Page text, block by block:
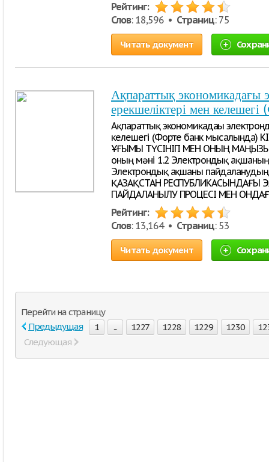
Рейтинг:
Слов: 18,596 • Страниц: 75
Читать документ
Ақпараттық экономикадағы
ерекшеліктері мен
Ақпараттық экономикадағы
келешегі (Форте банк мысалында)
ҰҒЫМЫ ТҮСІНІГІ МЕН ОНЫҢ МАҢЫЗЫ
оның мәні 1.2 Электрондық
Электрондық ақшаны
ҚАЗАҚСТАН
ПАЙДАЛАНЫЛУ ПРОЦЕСІ МЕН
Рейтинг:
Слов: 13,164 • Страниц: 53
Читать документ
Перейти на страницу
Предыдущая
1 ... 1227 1228 1229 1230
Следующая